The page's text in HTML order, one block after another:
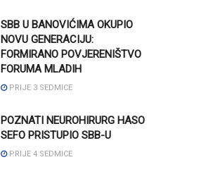
SBB U BANOVIĆIMA OKUPIO
NOVU GENERACIJU:
FORMIRANO POVJERENIŠTVO
FORUMA MLADIH
PRIJE 3 SEDMICE
POZNATI NEUROHIRURG HASO
SEFO PRISTUPIO SBB-U
PRIJE 4 SEDMICE